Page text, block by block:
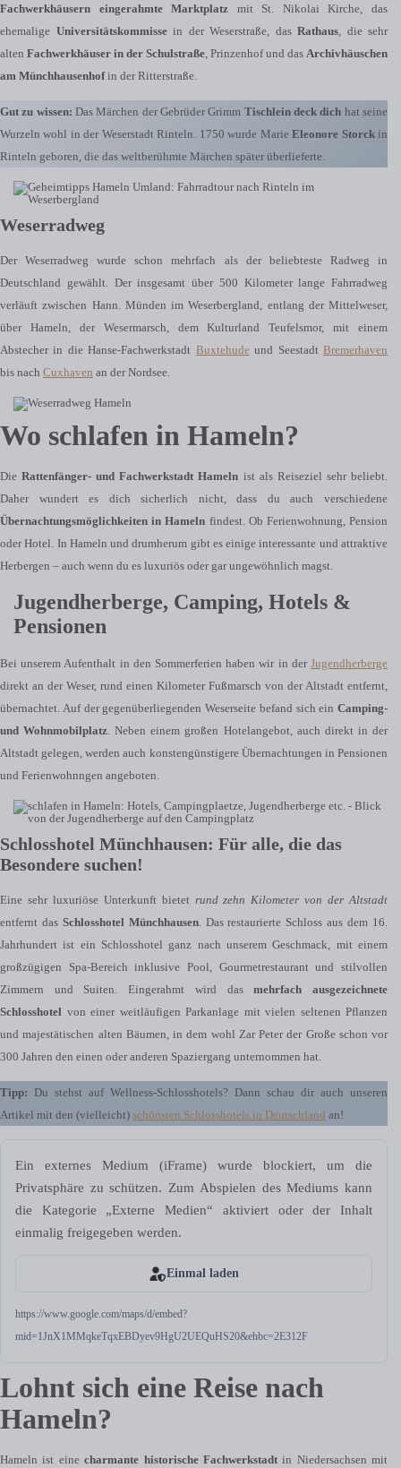
Fachwerkhäusern eingerahmte Marktplatz mit St. Nikolai Kirche, das
ehemalige Universitätskommissein der Weserstraße, das Rathaus , die sehr
alten Fachwerkhäuser in der Schulstraße , Prinzenhof und das Archivhäuschen
am Münchhausenhofin der Ritterstraße.
Gut zu wissen: Das Märchen der Gebrüder Grimm Tischlein deck dich hat seine
Wurzeln wohl in der Weserstadt Rinteln. 1750 wurde MarieEleonore Storckin
Rinteln geboren, die das weltberühmte Märchen später überlieferte.
Weserradweg
Der Weserradweg wurde schon mehrfach als der beliebteste Radweg in
Deutschland gewählt. Der insgesamt über 500 Kilometer lange Fahrradweg
verläuft zwischen Hann. Münden im Weserbergland, entlang der Mittelweser,
über Hameln, der Wesermarsch, dem Kulturland Teufelsmor, mit einem
Abstecher in die Hanse-Fachwerkstadt Buxtehudeund SeestadtBremerhaven
bis nach Cuxhaven an der Nordsee.
Wo schlafen in Hameln?
DieRattenfänger- und Fachwerkstadt Hameln ist als Reiseziel sehr beliebt.
Daher wundert es dich sicherlich nicht, dass du auch verschiedene
Übernachtungsmöglichkeiten in Hameln findest. Ob Ferienwohnung, Pension
oder Hotel. In Hameln und drumherum gibt es einige interessante und attraktive
Herbergen – auch wenn du es luxuriös oder gar ungewöhnlich magst.
Jugendherberge, Camping, Hotels &
Pensionen
Bei unserem Aufenthalt in den Sommerferien haben wir in der Jugendherberge
direkt an der Weser, rund einen Kilometer Fußmarsch von der Altstadt entfernt,
übernachtet. Auf der gegenüberliegenden Weserseite befand sich ein Camping-
und Wohnmobilplatz . Neben einem großen Hotelangebot, auch direkt in der
Altstadt gelegen, werden auch konstengünstigere Übernachtungen in Pensionen
und Ferienwohnngen angeboten.
Schlosshotel Münchhausen: Für alle, die das
Besondere suchen!
Eine sehr luxuriöse Unterkunft bietet rund zehn Kilometer von der Altstadt
entfernt das Schlosshotel Münchhausen. Das restaurierte Schloss aus dem 16.
Jahrhundert ist ein Schlosshotel ganz nach unserem Geschmack, mit einem
großzügigen Spa-Bereich inklusive Pool, Gourmetrestaurant und stilvollen
Zimmern und Suiten. Eingerahmt wird dasmehrfach ausgezeichnete
Schlosshotel von einer weitläufigen Parkanlage mit vielen seltenen Pflanzen
und majestätischen alten Bäumen, in dem wohl Zar Peter der Große schon vor
300 Jahren den einen oder anderen Spaziergang unternommen hat.
Tipp: Du stehst auf Wellness-Schlosshotels? Dann schau dir auch unseren
Artikel mit den (vielleicht) schönsten Schlosshotels in Deutschland an!
Ein externes Medium (iFrame) wurde blockiert, um die
Privatsphäre zu schützen. Zum Abspielen des Mediums kann
die Kategorie „Externe Medien“ aktiviert oder der Inhalt
einmalig freigegeben werden.
Einmal laden
https://www.google.com/maps/d/embed?
mid=1JnX1MMqkeTqxEBDyev9HgU2UEQuHS20&ehbc=2E312F
Lohnt sich eine Reise nach
Hameln?
Hameln ist einecharmante historische Fachwerkstadtin Niedersachsen mit